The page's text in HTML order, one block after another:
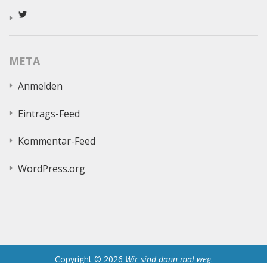
anzeigen
META
Anmelden
Eintrags-Feed
Kommentar-Feed
WordPress.org
Copyright © 2026 Wir sind dann mal weg.